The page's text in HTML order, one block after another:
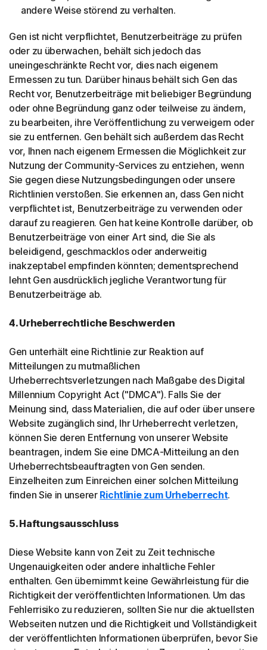
andere Weise störend zu verhalten.
Gen ist nicht verpflichtet, Benutzerbeiträge zu prüfen
oder zu überwachen, behält sich jedoch das
uneingeschränkte Recht vor, dies nach eigenem
Ermessen zu tun. Darüber hinaus behält sich Gen das
Recht vor, Benutzerbeiträge mit beliebiger Begründung
oder ohne Begründung ganz oder teilweise zu ändern,
zu bearbeiten, ihre Veröffentlichung zu verweigern oder
sie zu entfernen. Gen behält sich außerdem das Recht
vor, Ihnen nach eigenem Ermessen die Möglichkeit zur
Nutzung der Community-Services zu entziehen, wenn
Sie gegen diese Nutzungsbedingungen oder unsere
Richtlinien verstoßen. Sie erkennen an, dass Gen nicht
verpflichtet ist, Benutzerbeiträge zu verwenden oder
darauf zu reagieren. Gen hat keine Kontrolle darüber, ob
Benutzerbeiträge von einer Art sind, die Sie als
beleidigend, geschmacklos oder anderweitig
inakzeptabel empfinden könnten; dementsprechend
lehnt Gen ausdrücklich jegliche Verantwortung für
Benutzerbeiträge ab.
4. Urheberrechtliche Beschwerden
Gen unterhält eine Richtlinie zur Reaktion auf
Mitteilungen zu mutmaßlichen
Urheberrechtsverletzungen nach Maßgabe des Digital
Millennium Copyright Act ("DMCA"). Falls Sie der
Meinung sind, dass Materialien, die auf oder über unsere
Website zugänglich sind, Ihr Urheberrecht verletzen,
können Sie deren Entfernung von unserer Website
beantragen, indem Sie eine DMCA-Mitteilung an den
Urheberrechtsbeauftragten von Gen senden.
Einzelheiten zum Einreichen einer solchen Mitteilung
finden Sie in unserer Richtlinie zum Urheberrecht.
5. Haftungsausschluss
Diese Website kann von Zeit zu Zeit technische
Ungenauigkeiten oder andere inhaltliche Fehler
enthalten. Gen übernimmt keine Gewährleistung für die
Richtigkeit der veröffentlichten Informationen. Um das
Fehlerrisiko zu reduzieren, sollten Sie nur die aktuellsten
Webseiten nutzen und die Richtigkeit und Vollständigkeit
der veröffentlichten Informationen überprüfen, bevor Sie